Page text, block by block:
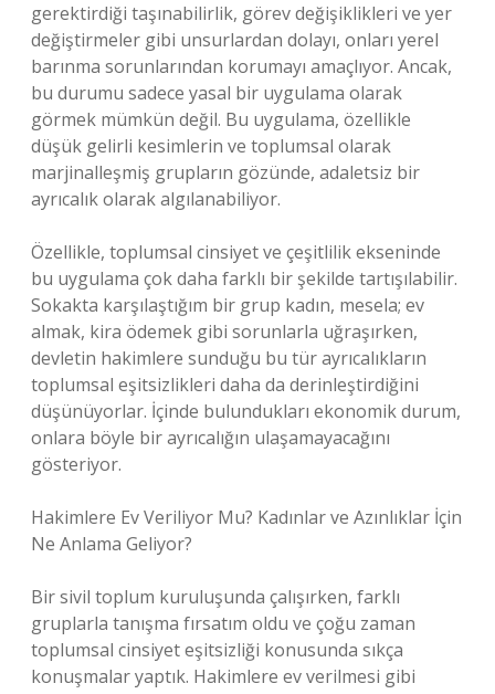
gerektirdiği taşınabilirlik, görev değişiklikleri ve yer
değiştirmeler gibi unsurlardan dolayı, onları yerel
barınma sorunlarından korumayı amaçlıyor. Ancak,
bu durumu sadece yasal bir uygulama olarak
görmek mümkün değil. Bu uygulama, özellikle
düşük gelirli kesimlerin ve toplumsal olarak
marjinalleşmiş grupların gözünde, adaletsiz bir
ayrıcalık olarak algılanabiliyor.
Özellikle, toplumsal cinsiyet ve çeşitlilik ekseninde
bu uygulama çok daha farklı bir şekilde tartışılabilir.
Sokakta karşılaştığım bir grup kadın, mesela; ev
almak, kira ödemek gibi sorunlarla uğraşırken,
devletin hakimlere sunduğu bu tür ayrıcalıkların
toplumsal eşitsizlikleri daha da derinleştirdiğini
düşünüyorlar. İçinde bulundukları ekonomik durum,
onlara böyle bir ayrıcalığın ulaşamayacağını
gösteriyor.
Hakimlere Ev Veriliyor Mu? Kadınlar ve Azınlıklar İçin
Ne Anlama Geliyor?
Bir sivil toplum kuruluşunda çalışırken, farklı
gruplarla tanışma fırsatım oldu ve çoğu zaman
toplumsal cinsiyet eşitsizliği konusunda sıkça
konuşmalar yaptık. Hakimlere ev verilmesi gibi